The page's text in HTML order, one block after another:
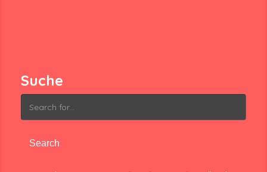
Suche
Search
for: